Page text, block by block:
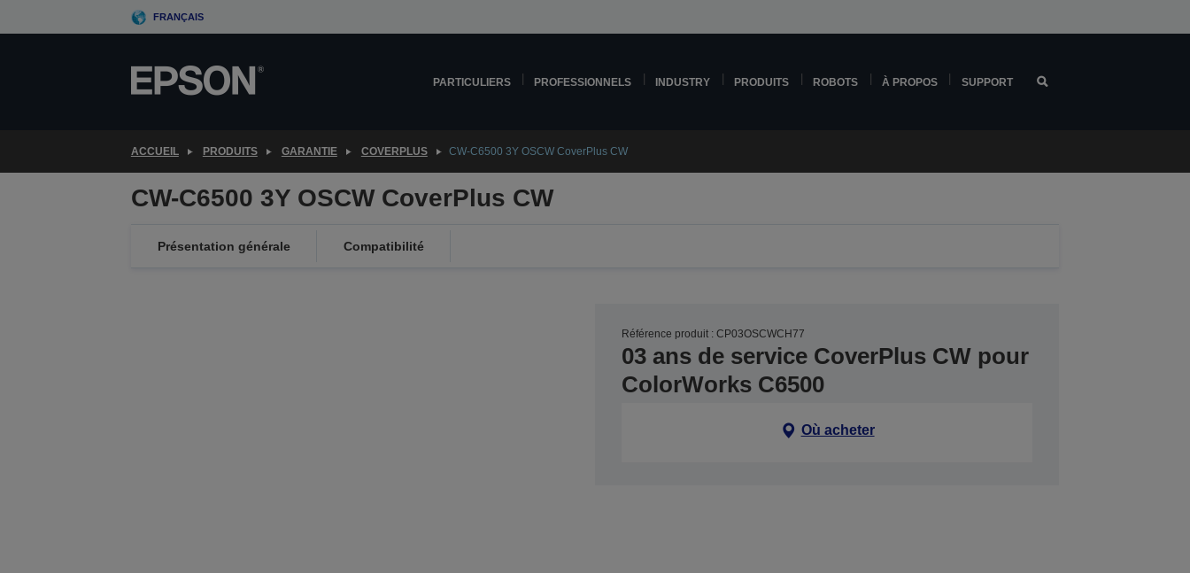
to
FRANÇAIS
PARTICULIERS PROFESSIONNELS INDUSTRY PRODUITS ROBOTS À PROPOS SUPPORT
ACCUEIL PRODUITS GARANTIE COVERPLUS CW-C6500 3Y OSCW CoverPlus CW
CW-C6500 3Y OSCW CoverPlus CW
Présentation générale Compatibilité
Référence produit : CP03OSCWCH77
03 ans de service CoverPlus CW pour
ColorWorks C6500
Où acheter